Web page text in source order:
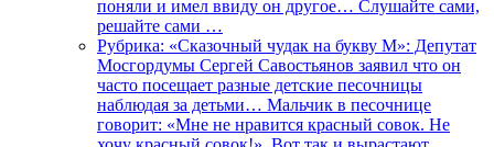
поняли и имел ввиду он другое… Слушайте сами,
решайте сами …
Рубрика: «Сказочный чудак на букву М»: Депутат
Мосгордумы Сергей Савостьянов заявил что он
часто посещает разные детские песочницы
наблюдая за детьми… Мальчик в песочнице
говорит: «Мне не нравится красный совок. Не